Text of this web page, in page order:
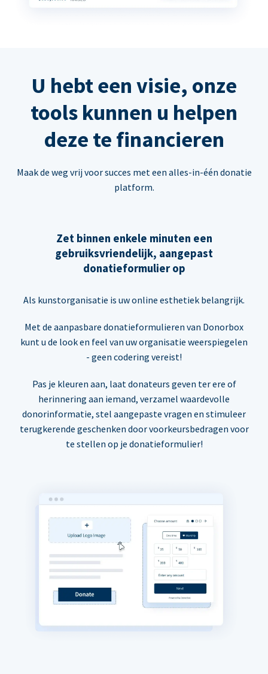
U hebt een visie, onze
tools kunnen u helpen
deze te financieren
Maak de weg vrij voor succes met een alles-in-één donatie
platform.
Zet binnen enkele minuten een
gebruiksvriendelijk, aangepast
donatieformulier op
Als kunstorganisatie is uw online esthetiek belangrijk.
Met de aanpasbare donatieformulieren van Donorbox
kunt u de look en feel van uw organisatie weerspiegelen
- geen codering vereist!
Pas je kleuren aan, laat donateurs geven ter ere of
herinnering aan iemand, verzamel waardevolle
donorinformatie, stel aangepaste vragen en stimuleer
terugkerende geschenken door voorkeursbedragen voor
te stellen op je donatieformulier!